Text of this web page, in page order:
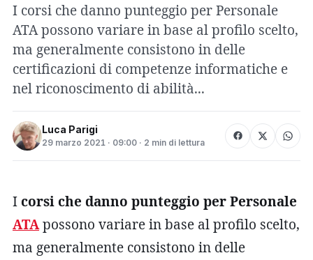
I corsi che danno punteggio per Personale
ATA possono variare in base al profilo scelto,
ma generalmente consistono in delle
certificazioni di competenze informatiche e
nel riconoscimento di abilità...
Luca Parigi
29 marzo 2021 · 09:00 · 2 min di lettura
I corsi che danno punteggio per Personale
ATApossono variare in base al profilo scelto,
ma generalmente consistono in delle